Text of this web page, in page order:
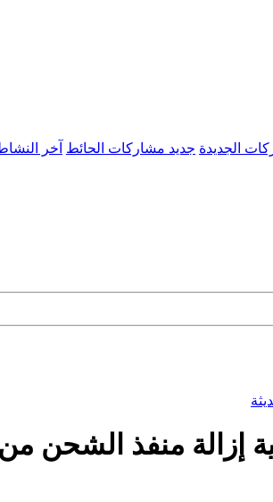
الجديدة جديد مشاركات الحائط آخر
إزالة منفذ الشحن